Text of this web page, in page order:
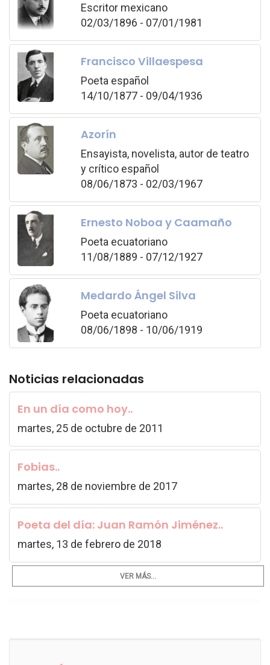
Escritor mexicano
02/03/1896 - 07/01/1981
Francisco Villaespesa
Poeta español
14/10/1877 - 09/04/1936
Azorín
Ensayista, novelista, autor de teatro
y crítico español
08/06/1873 - 02/03/1967
Ernesto Noboa y Caamaño
Poeta ecuatoriano
11/08/1889 - 07/12/1927
Medardo Ángel Silva
Poeta ecuatoriano
08/06/1898 - 10/06/1919
Noticias relacionadas
En un día como hoy..
martes, 25 de octubre de 2011
Fobias..
martes, 28 de noviembre de 2017
Poeta del día: Juan Ramón Jiménez..
martes, 13 de febrero de 2018
VER MÁS...